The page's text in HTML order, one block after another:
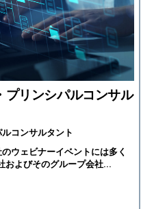
プリンシパルコンサル
コンサルタント
ウェビナーイベントには多く
およびそのグループ会社...